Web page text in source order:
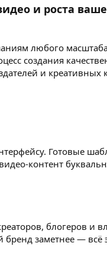
и роста
любого
создания
и креативных
Готовые
контент
блогеров и
бренд заметнее —